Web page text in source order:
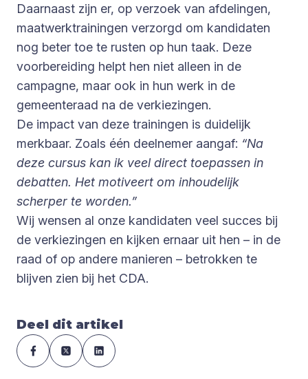
Daarnaast zijn er, op verzoek van afdelingen,
maatwerktrainingen verzorgd om kandidaten
nog beter toe te rusten op hun taak. Deze
voorbereiding helpt hen niet alleen in de
campagne, maar ook in hun werk in de
gemeenteraad na de verkiezingen.
De impact van deze trainingen is duidelijk
merkbaar. Zoals één deelnemer aangaf: “Na
deze cursus kan ik veel direct toepassen in
debatten. Het motiveert om inhoudelijk
scherper te worden.”
Wij wensen al onze kandidaten veel succes bij
de verkiezingen en kijken ernaar uit hen – in de
raad of op andere manieren – betrokken te
blijven zien bij het CDA.
Deel dit artikel